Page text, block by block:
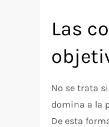
Las
No se trata
domina a la
De esta